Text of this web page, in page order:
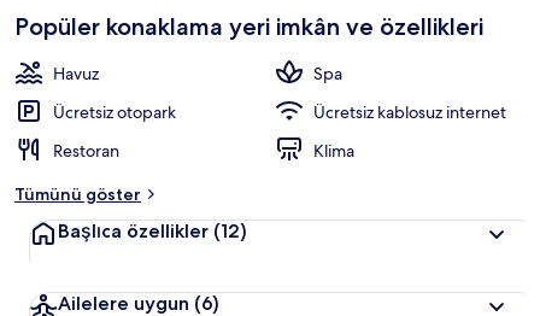
Popüler konaklama yeri imkân ve özellikleri
Havuz
Spa
Ücretsiz otopark
Ücretsiz kablosuz internet
Restoran
Klima
Tümünü göster
Başlıca özellikler (12)
Ailelere uygun (6)